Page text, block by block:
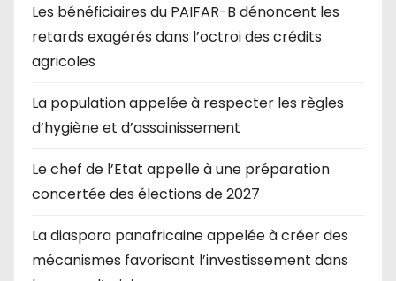
Les bénéficiaires du PAIFAR-B dénoncent les
retards exagérés dans l’octroi des crédits
agricoles
La population appelée à respecter les règles
d’hygiène et d’assainissement
Le chef de l’Etat appelle à une préparation
concertée des élections de 2027
La diaspora panafricaine appelée à créer des
mécanismes favorisant l’investissement dans